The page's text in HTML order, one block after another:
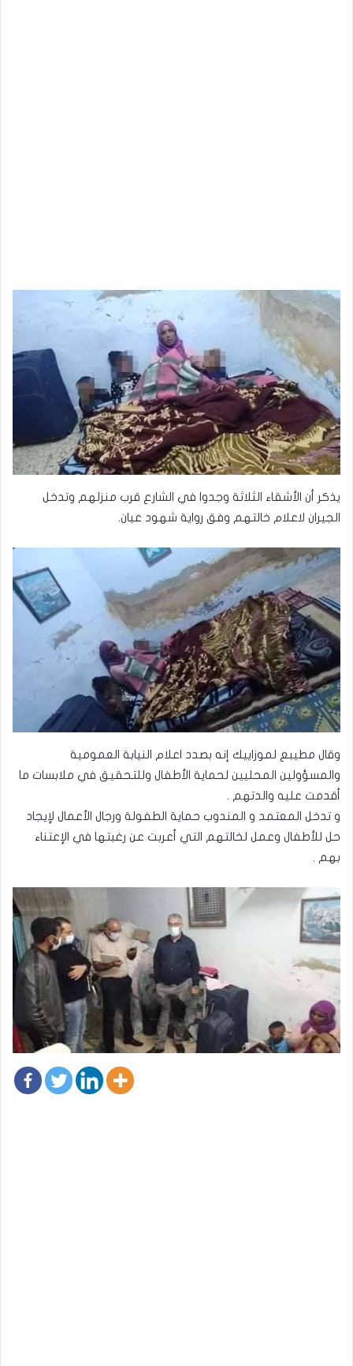
يذكر أن الأشقاء الثلاثة وجدوا في الشارع قرب منزلهم وتدخل
الجيران لاعلام خالتهم وفق رواية شهود عيان.
وقال مطيبع لموزاييك إنه بصدد اعلام النيابة العمومية
والمسؤولين المحليين لحماية الأطفال وللتحقيق في ملابسات ما
أقدمت عليه والدتهم .
و تدخل المعتمد و المندوب حماية الطفولة ورجال الأعمال لإيجاد
حل للأطفال وعمل لخالتهم التي أعربت عن رغبتها في الإعتناء
بهم .